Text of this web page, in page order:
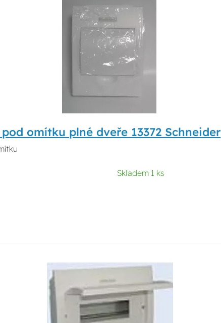
omítku plné dveře 13372 Schneider
Skladem 1 ks